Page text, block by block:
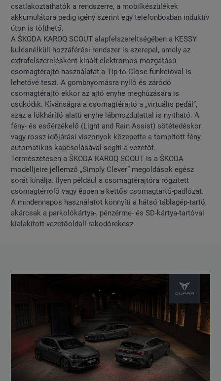
csatlakoztathatók a rendszerre, a mobilkészülékek
akkumulátora pedig igény szerint egy telefonboxban induktív
úton is tölthető.
A ŠKODA KAROQ SCOUT alapfelszereltségében a KESSY
kulcsnélküli hozzáférési rendszer is szerepel, amely az
extrafelszerelésként kínált elektromos mozgatású
csomagtérajtó használatát a Tip-to-Close funkcióval is
lehetővé teszi. A gombnyomásra nyíló és záródó
csomagtérajtó ekkor az ajtó enyhe meghúzására is
csukódik. Kívánságra a csomagtérajtó a „virtuális pedál”,
azaz a lökhárító alatti enyhe lábmozdulattal is nyitható. A
fény- és esőérzékelő (Light and Rain Assist) sötétedéskor
vagy rossz időjárási viszonyok közepette a tompított fény
automatikus kapcsolásával segíti a vezetőt.
Természetesen a ŠKODA KAROQ SCOUT is a ŠKODA
modelljeire jellemző „Simply Clever” megoldások egész
sorát kínálja. Ilyen például a csomagtérajtóra rögzített
csomagtérroló vagy éppen a kettős csomagtartó-padlózat.
A mindennapos használatot könnyíti a hátsó táblagép-tartó,
akárcsak a parkolókártya-, pénzérme- és SD-kártya-tartóval
kialakított vezetőoldali rakodórekesz.